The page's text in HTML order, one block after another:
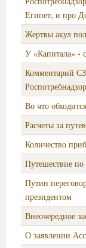
Египет, и про
Жертвы акул
У «Капитала» -
Комментарий
Во что
Расчеты за
Количество
Путешествие по
Путин
президентом
Внеочередное
О заявлении